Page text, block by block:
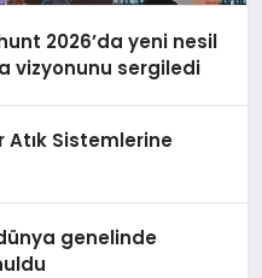
2026’da yeni nesil
vizyonunu sergiledi
Atık Sistemlerine
genelinde